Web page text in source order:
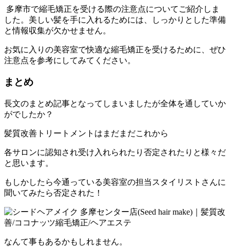
多摩市で縮毛矯正を受ける際の注意点についてご紹介しま
した。 美しい髪を手に入れるためには、
しっかりとした準備
と情報収集が欠かせません。
お気に入りの美容室で快適な縮毛矯正を受けるために、 ぜひ
注意点を参考にしてみてください。
まとめ
長文のまとめ記事となってしまいましたが全体を通していか
がでしたか？
髪質改善トリートメントはまだまだこれから
各サロンに認知され受け入れられたり否定されたりと様々だ
と思います。
もしかしたら今通っている美容室の担当スタイリストさんに
聞いてみたら否定された！
なんて事もあるかもしれません。